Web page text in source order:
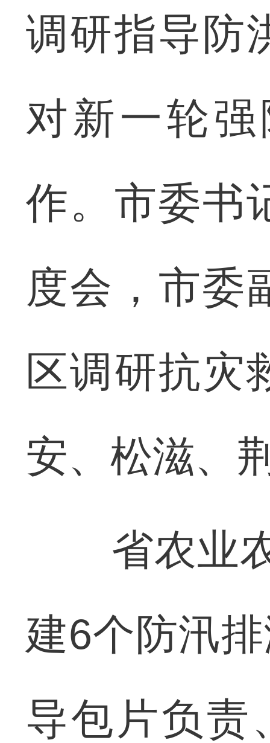
调研指导防
对新一轮
作。市委书
度会，市委
区调研抗灾
安、松滋、
省农业农
建6个防汛
导包片负责